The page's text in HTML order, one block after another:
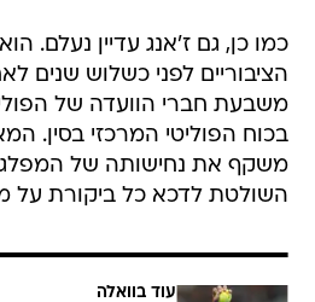
כמו כן, גם ז'אנג עדיין נעלם.
הציבוריים לפני כשלוש שנים
משבעת חברי הוועדה של
בכוח הפוליטי המרכזי בסין.
משקף את נחישותה של
השולטת לדכא כל ביקורת על
עוד בוואלה